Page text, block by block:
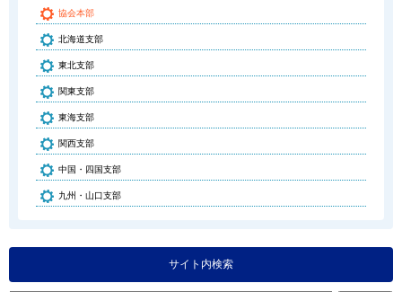
協会本部
北海道支部
東北支部
関東支部
東海支部
関西支部
中国・四国支部
九州・山口支部
サイト内検索